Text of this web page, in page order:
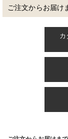
ご注文からお届け
カ